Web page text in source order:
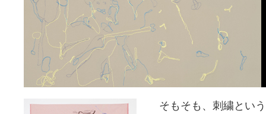
そもそも、刺繍とい